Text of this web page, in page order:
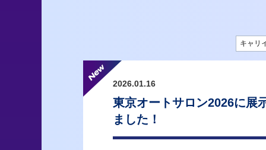
キャリ
2026.01.16
東京オートサロン2026に展
ました！